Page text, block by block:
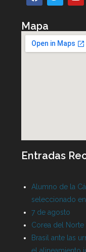
Mapa
Entradas
Alumno de la
seleccionado
7 de agosto
Corea del
Brasil ante las